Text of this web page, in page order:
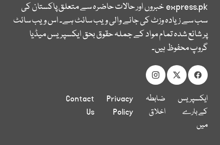
express.pkخبروں اور حالات حاضرہ سے متعلق پاکستان کی
سب سے زیادہ وزٹ کی جانے والی ویب سائٹ ہے۔ اس ویب سائٹ
پر شائع شدہ تمام مواد کے جملہ حقوق بحق ایکسپریس میڈیا
گروپ محفوظ ہیں۔
ایکسپریس
کے بارے
میں
ضابطہ
اخلاق
Privacy
Policy
Contact
Us